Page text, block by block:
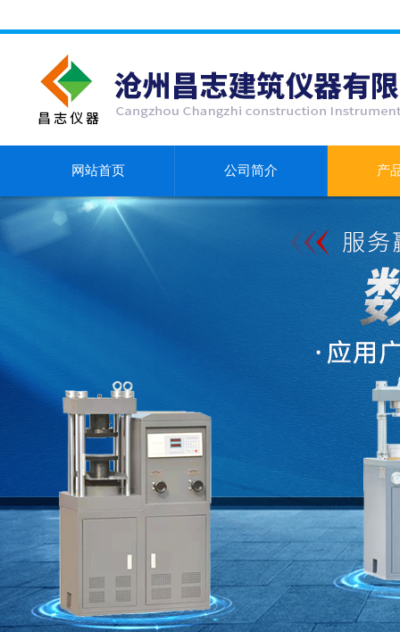
网站首页 公司简介 产